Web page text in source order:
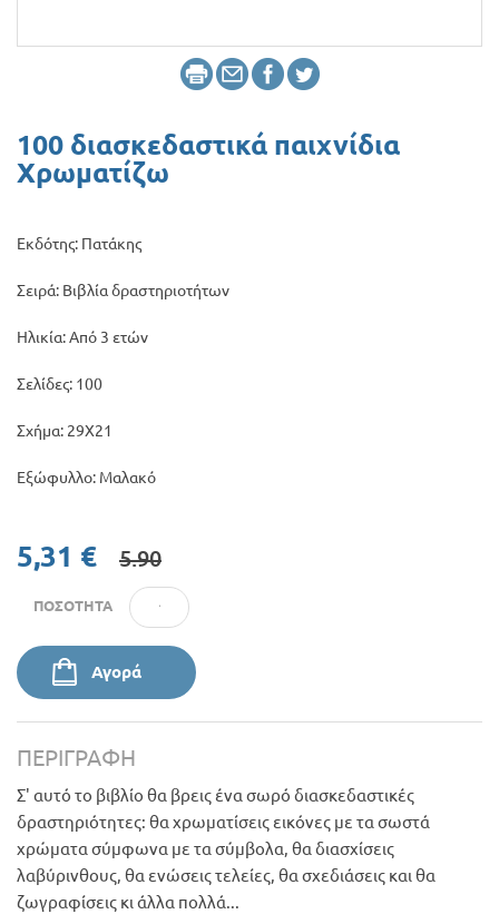
100 διασκεδαστικά παιχνίδια
Χρωματίζω
Εκδότης: Πατάκης
Σειρά: Βιβλία δραστηριοτήτων
Ηλικία: Από 3 ετών
Σελίδες: 100
Σχήμα: 29Χ21
Εξώφυλλο: Μαλακό
5,31 € 5.90
ΠΟΣΌΤΗΤΑ
Αγορά
ΠΕΡΙΓΡΑΦΉ
Σ' αυτό το βιβλίο θα βρεις ένα σωρό διασκεδαστικές
δραστηριότητες: θα χρωματίσεις εικόνες με τα σωστά
χρώματα σύμφωνα με τα σύμβολα, θα διασχίσεις
λαβύρινθους, θα ενώσεις τελείες, θα σχεδιάσεις και θα
ζωγραφίσεις κι άλλα πολλά...